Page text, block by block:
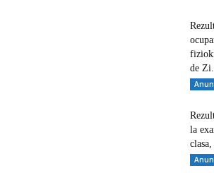
de
la